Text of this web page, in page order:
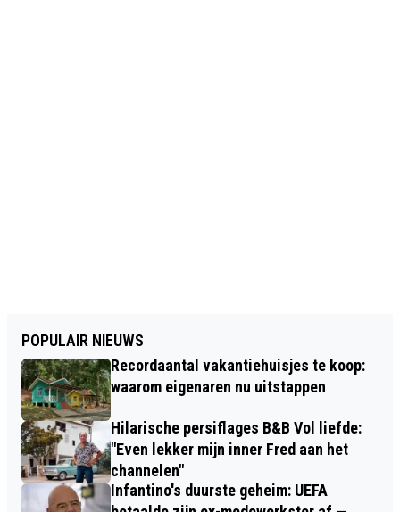
POPULAIR NIEUWS
Recordaantal vakantiehuisjes te koop:
waarom eigenaren nu uitstappen
Hilarische persiflages B&B Vol liefde:
"Even lekker mijn inner Fred aan het
channelen"
Infantino's duurste geheim: UEFA